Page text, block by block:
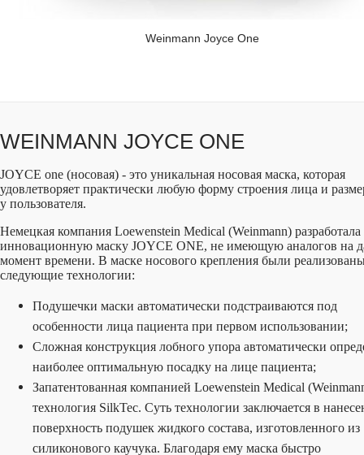
Weinmann Joyce One
WEINMANN JOYCE ONE
JOYCE one (носовая) - это уникальная носовая маска, которая
удовлетворяет практически любую форму строения лица и
у пользователя.
Немецкая компания Loewenstein Medical (Weinmann) разработала
инновационную маску JOYCE ONE, не имеющую аналогов на
момент времени. В маске носового крепления были
следующие технологии:
Подушечки маски автоматически подстраиваются под
особенности лица пациента при первом использовании;
Сложная конструкция лобного упора автоматически
наиболее оптимальную посадку на лице пациента;
Запатентованная компанией Loewenstein Medical
технология SilkTec. Суть технологии заключается в
поверхность подушек жидкого состава, изготовленного из
силиконового каучука. Благодаря ему маска быстро